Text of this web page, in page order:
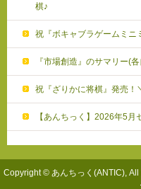
棋♪
祝『ボキャブラゲームミニ
『市場創造』のサマリー(
祝『ざりかに将棋』発売！
【あんちっく】2026年5
Copyright © あんちっく(ANTIC),